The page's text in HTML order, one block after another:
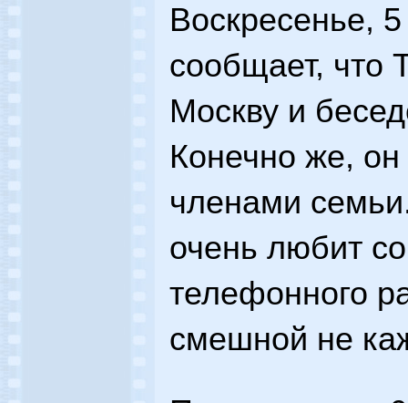
Воскресенье,
сообщает, что
Москву и
Конечно же, он
членами
очень любит
телефонного
смешной не